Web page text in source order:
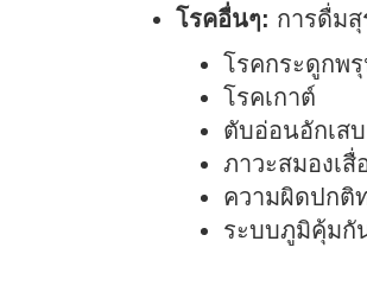
โรคอื่นๆ: การดื่มสุ
โรคกระดูกพ
โรคเกาต์
ตับอ่อนอักเสบ
ภาวะสมองเสื่
ความผิดปกติ
ระบบภูมิคุ้มกั